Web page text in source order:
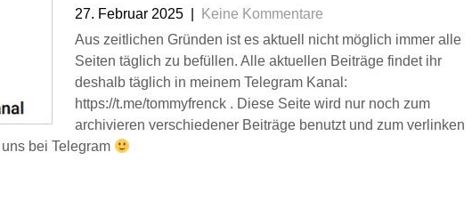
27. Februar 2025
Keine Kommentare
Aus zeitlichen Gründen ist es aktuell nicht möglich immer alle
Seiten täglich zu befüllen. Alle aktuellen Beiträge findet ihr
deshalb täglich in meinem Telegram Kanal:
https://t.me/tommyfrenck . Diese Seite wird nur noch zum
archivieren verschiedener Beiträge benutzt und zum verlinken
bei Telegram